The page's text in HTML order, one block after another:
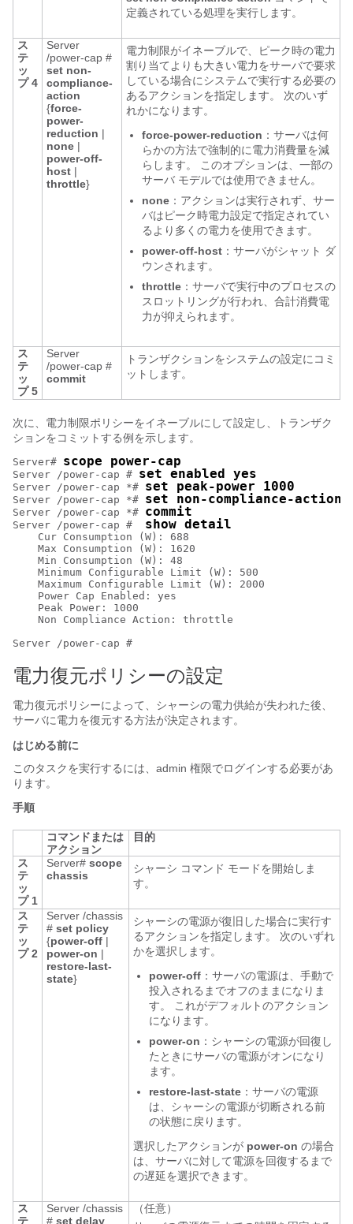
定義されている処理を実行します。
ス
テ
ッ
プ 4
Server
/power-cap #
set non-
compliance-
action
{force-
power-
reduction |
none |
power-off-
host |
throttle}
電力制限がイネーブルで、ピーク時の電力
割り当てよりも大きい電力をサーバで要求
している場合にシステムで実行する必要の
あるアクションを指定します。 次のいず
れかになります。
force-power-reduction ：サーバは何
らかの方法で強制的に電力消費量を減
らします。 このオプションは、一部の
サーバ モデルでは使用できません。
none ：アクションは実行されず、サー
バはピーク時電力設定で指定されてい
るより多くの電力を使用できます。
power-off-host ：サーバがシャット ダ
ウンされます。
throttle ：サーバで実行中のプロセスの
スロットリングが行われ、合計消費電
力が抑えられます。
ス
テ
ッ
プ 5
Server
/power-cap #
commit
トランザクションをシステムの設定にコミ
ットします。
次に、電力制限ポリシーをイネーブルにして設定し、トランザク
ションをコミットする例を示します。
Server# scope power-cap
Server /power-cap # set enabled yes
Server /power-cap *# set peak-power 1000
Server /power-cap *# set non-compliance-
Server /power-cap *# commit
Server /power-cap # show detail
    Cur Consumption (W): 688
    Max Consumption (W): 1620
    Min Consumption (W): 48
    Minimum Configurable Limit (W): 500
    Maximum Configurable Limit (W): 2000
    Power Cap Enabled: yes
    Peak Power: 1000
    Non Compliance Action: throttle
電力復元ポリシーの設定
電力復元ポリシーによって、シャーシの電力供給が失われた後、
サーバに電力を復元する方法が決定されます。
はじめる前に
このタスクを実行するには、admin 権限でログインする必要があ
ります。
手順
コマンドまたは
アクション
目的
ス
テ
ッ
プ 1
Server# scope
chassis
シャーシ コマンド モードを開始しま
す。
ス
テ
ッ
プ 2
Server /chassis
# set policy
{power-off |
power-on |
restore-last-
state}
シャーシの電源が復旧した場合に実行す
るアクションを指定します。 次のいずれ
かを選択します。
power-off ：サーバの電源は、手動で
投入されるまでオフのままになりま
す。 これがデフォルトのアクション
になります。
power-on ：シャーシの電源が回復し
たときにサーバの電源がオンになり
ます。
restore-last-state ：サーバの電源
は、シャーシの電源が切断される前
の状態に戻ります。
選択したアクションが power-on の場合
は、サーバに対して電源を回復するまで
の遅延を選択できます。
ス
テ
Server /chassis
# set delay
（任意）